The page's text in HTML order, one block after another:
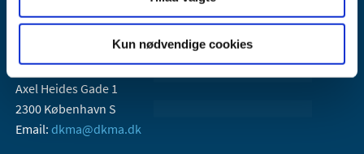
Kun nødvendige cookies
Danish Medicines Agency
Axel Heides Gade 1
2300 København S
Email: dkma@dkma.dk